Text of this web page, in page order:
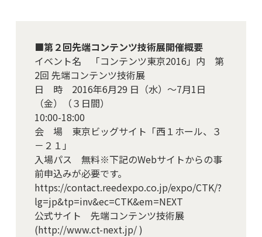
■第２回先端コンテンツ技術展開催概要
イベント名 「コンテンツ東京2016」内 第
2回 先端コンテンツ技術展
日 時 2016年6月29 日（水）～7月1日
（金）（３日間）
10:00-18:00
会 場 東京ビッグサイト「西１ホール、３
－２１」
入場パス 無料※下記のWebサイトからの事
前申込みが必要です。
https://contact.reedexpo.co.jp/expo/CTK/?
lg=jp&tp=inv&ec=CTK&em=NEXT
公式サイト 先端コンテンツ技術展
(http://www.ct-next.jp/)